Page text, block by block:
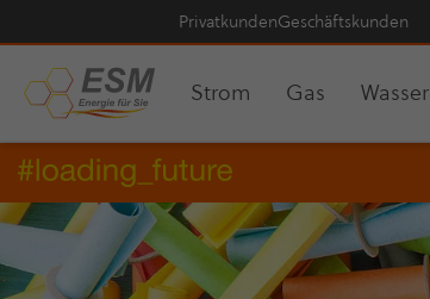
Pri­vat­kun­denGeschäfts­kun­den
Strom Gas Wasser